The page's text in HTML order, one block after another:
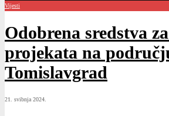
Vijesti
Odobrena sredstva
projekata na
Tomislavgrad
21. svibnja 2024.